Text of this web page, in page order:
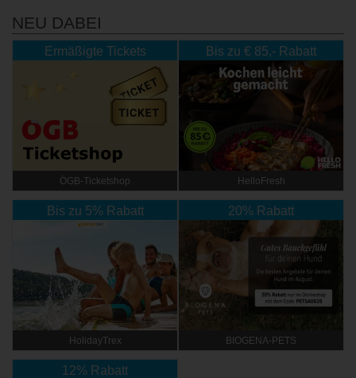
NEU DABEI
Ermäßigte Tickets
ÖGB-Ticketshop
Bis zu € 85,- Rabatt
HelloFresh
Bis zu 5% Rabatt
HolidayTrex
20% Rabatt
BIOGENA-PETS
12% Rabatt